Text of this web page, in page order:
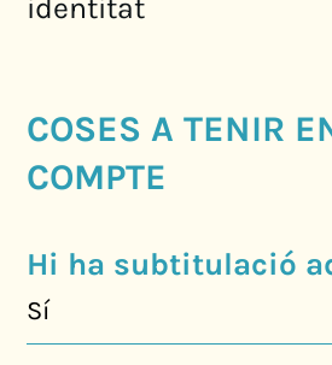
identitat
COSES A TENIR
COMPTE
Hi ha subtitulació
Sí